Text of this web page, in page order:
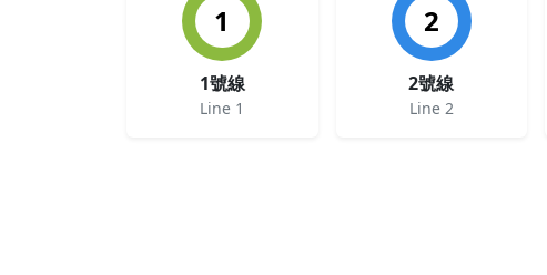
1
1號線
Line 1
2
2號線
Line 2